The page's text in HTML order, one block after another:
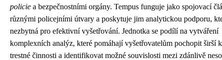
policie a bezpečnostními orgány. Tempus funguje jako spojovací
různými policejními útvary a poskytuje jim analytickou podporu,
nezbytná pro efektivní vyšetřování. Jednotka se podílí na vytváření
komplexních analýz, které pomáhají vyšetřovatelům pochopit širší
trestné činnosti a identifikovat možné souvislosti mezi zdánlivě